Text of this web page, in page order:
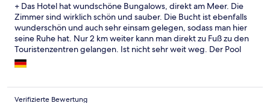
+ Das Hotel hat wundschöne Bungalows, direkt am Meer. Die
Zimmer sind wirklich schön und sauber. Die Bucht ist ebenfalls
wunderschön und auch sehr einsam gelegen, sodass man hier
seine Ruhe hat. Nur 2 km weiter kann man direkt zu Fuß zu den
Touristenzentren gelangen. Ist nicht sehr weit weg. Der Pool
und der Strand ist fantastisch. Die Einrichtung ist modern. Alles
in allem hat es uns gut gefallen. - Die Ebbe, leider kann man nur
Verifizierte Bewertung